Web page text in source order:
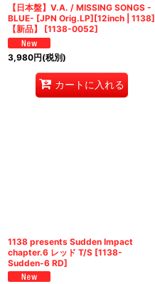
【日本盤】V.A. / MISSING SONGS -
BLUE- [JPN Orig.LP][12inch | 1138]
【新品】
[1138-0052]
3,980円(税別)
カートに入れる
1138 presents Sudden Impact
chapter.6 レッド T/S [1138-
Sudden-6 RD]